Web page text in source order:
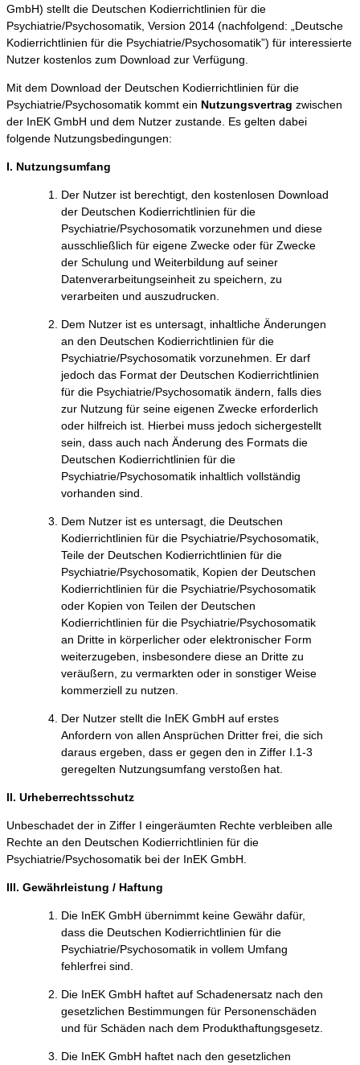
GmbH) stellt die Deutschen Kodierrichtlinien für die
Psychiatrie/Psychosomatik, Version 2014 (nachfolgend: „Deutsche
Kodierrichtlinien für die Psychiatrie/Psychosomatik”) für interessierte
Nutzer kostenlos zum Download zur Verfügung.
Mit dem Download der Deutschen Kodierrichtlinien für die
Psychiatrie/Psychosomatik kommt ein Nutzungsvertrag zwischen
der InEK GmbH und dem Nutzer zustande. Es gelten dabei
folgende Nutzungsbedingungen:
I. Nutzungsumfang
Der Nutzer ist berechtigt, den kostenlosen Download
der Deutschen Kodierrichtlinien für die
Psychiatrie/Psychosomatik vorzunehmen und diese
ausschließlich für eigene Zwecke oder für Zwecke
der Schulung und Weiterbildung auf seiner
Datenverarbeitungseinheit zu speichern, zu
verarbeiten und auszudrucken.
Dem Nutzer ist es untersagt, inhaltliche Änderungen
an den Deutschen Kodierrichtlinien für die
Psychiatrie/Psychosomatik vorzunehmen. Er darf
jedoch das Format der Deutschen Kodierrichtlinien
für die Psychiatrie/Psychosomatik ändern, falls dies
zur Nutzung für seine eigenen Zwecke erforderlich
oder hilfreich ist. Hierbei muss jedoch sichergestellt
sein, dass auch nach Änderung des Formats die
Deutschen Kodierrichtlinien für die
Psychiatrie/Psychosomatik inhaltlich vollständig
vorhanden sind.
Dem Nutzer ist es untersagt, die Deutschen
Kodierrichtlinien für die Psychiatrie/Psychosomatik,
Teile der Deutschen Kodierrichtlinien für die
Psychiatrie/Psychosomatik, Kopien der Deutschen
Kodierrichtlinien für die Psychiatrie/Psychosomatik
oder Kopien von Teilen der Deutschen
Kodierrichtlinien für die Psychiatrie/Psychosomatik
an Dritte in körperlicher oder elektronischer Form
weiterzugeben, insbesondere diese an Dritte zu
veräußern, zu vermarkten oder in sonstiger Weise
kommerziell zu nutzen.
Der Nutzer stellt die InEK GmbH auf erstes
Anfordern von allen Ansprüchen Dritter frei, die sich
daraus ergeben, dass er gegen den in Ziffer I.1-3
geregelten Nutzungsumfang verstoßen hat.
II. Urheberrechtsschutz
Unbeschadet der in Ziffer I eingeräumten Rechte verbleiben alle
Rechte an den Deutschen Kodierrichtlinien für die
Psychiatrie/Psychosomatik bei der InEK GmbH.
III. Gewährleistung / Haftung
Die InEK GmbH übernimmt keine Gewähr dafür,
dass die Deutschen Kodierrichtlinien für die
Psychiatrie/Psychosomatik in vollem Umfang
fehlerfrei sind.
Die InEK GmbH haftet auf Schadenersatz nach den
gesetzlichen Bestimmungen für Personenschäden
und für Schäden nach dem Produkthaftungsgesetz.
Die InEK GmbH haftet nach den gesetzlichen